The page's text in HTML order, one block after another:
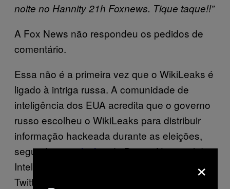
noite no Hannity 21h Foxnews. Tique taque!!”
A Fox News não respondeu os pedidos de
comentário.
Essa não é a primeira vez que o WikiLeaks é
ligado à intriga russa. A comunidade de
inteligência dos EUA acredita que o governo
russo escolheu o WikiLeaks para distribuir
informação hackeada durante as eleições,
segundoum relatóriodo Diretor Nacional de
Inteligência divulgado em janeiro de 2017. O
Twitter do WikiLeaks também se envolveu e×